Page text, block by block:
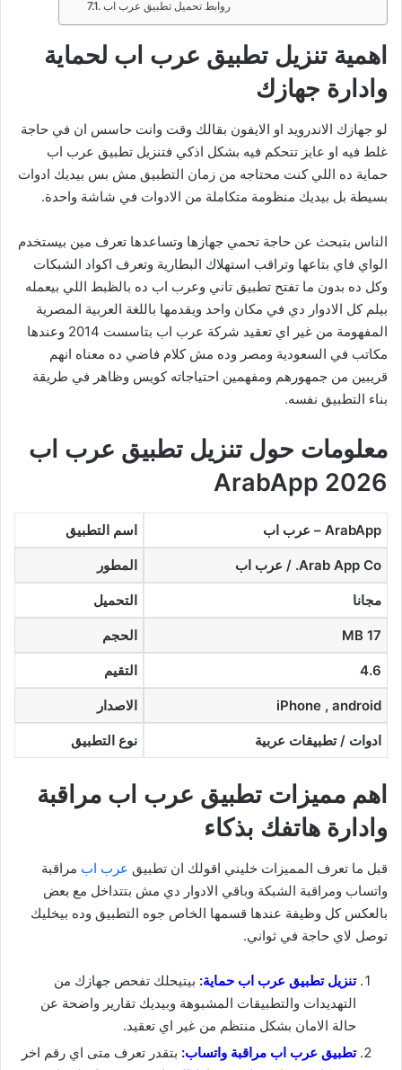
اهمية تنزيل تطبيق عرب اب لحماية
وادارة جهازك
لو جهازك الاندرويد او الايفون بقالك وقت وانت حاسس ان في حاجة
غلط فيه او عايز تتحكم فيه بشكل اذكي فتنزيل تطبيق عرب اب
حماية ده اللي كنت محتاجه من زمان التطبيق مش بس بيديك ادوات
بسيطة بل بيديك منظومة متكاملة من الادوات في شاشة واحدة.
الناس بتبحث عن حاجة تحمي جهازها وتساعدها تعرف مين بيستخدم
الواي فاي بتاعها وتراقب استهلاك البطارية وتعرف اكواد الشبكات
وكل ده بدون ما تفتح تطبيق تاني وعرب اب ده بالظبط اللي بيعمله
بيلم كل الادوار دي في مكان واحد ويقدمها باللغة العربية المصرية
المفهومة من غير اي تعقيد شركة عرب اب بتاسست 2014 وعندها
مكاتب في السعودية ومصر وده مش كلام فاضي ده معناه انهم
قريبين من جمهورهم ومفهمين احتياجاته كويس وظاهر في طريقة
بناء التطبيق نفسه.
معلومات حول تنزيل تطبيق عرب اب
ArabApp 2026
اسم التطبيق ArabApp – عرب اب
المطور Arab App Co. / عرب اب
التحميل مجانا
الحجم 17 MB
التقيم 4.6
الاصدار iPhone , android
نوع التطبيق ادوات / تطبيقات عربية
اهم مميزات تطبيق عرب اب مراقبة
وادارة هاتفك بذكاء
قبل ما تعرف المميزات خليني اقولك ان تطبيق عرب اب مراقبة
واتساب ومراقبة الشبكة وباقي الادوار دي مش بتتداخل مع بعض
بالعكس كل وظيفة عندها قسمها الخاص جوه التطبيق وده بيخليك
توصل لاي حاجة في ثواني.
تنزيل تطبيق عرب اب حماية: بيتيحلك تفحص جهازك من
التهديدات والتطبيقات المشبوهة وبيديك تقارير واضحة عن
حالة الامان بشكل منتظم من غير اي تعقيد.
تطبيق عرب اب مراقبة واتساب: بتقدر تعرف متى اي رقم اخر